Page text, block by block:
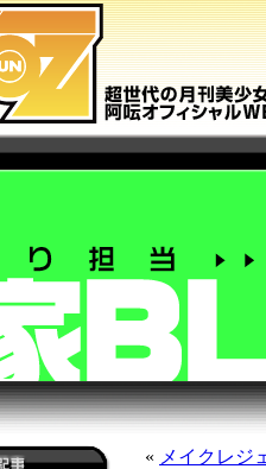
« メイクレ